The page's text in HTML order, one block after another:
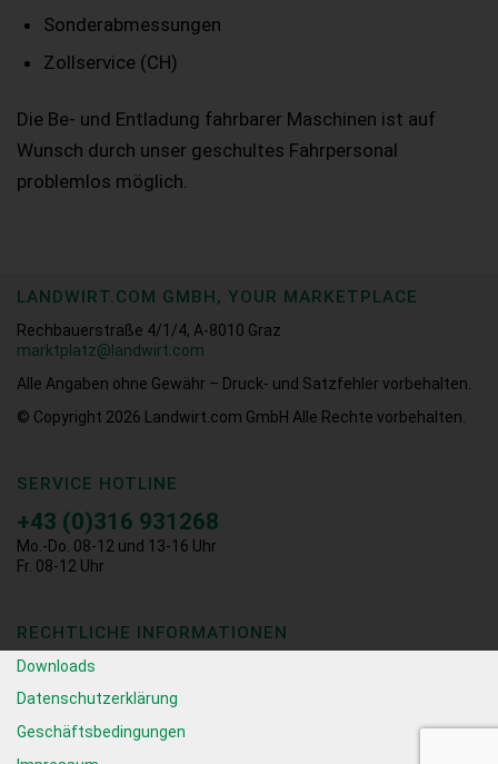
Sonderabmessungen
Zollservice (CH)
Die Be- und Entladung fahrbarer Maschinen ist auf
Wunsch durch unser geschultes Fahrpersonal
problemlos möglich.
LANDWIRT.COM GMBH, YOUR MARKETPLACE
Rechbauerstraße 4/1/4, A-8010 Graz
marktplatz@landwirt.com
Alle Angaben ohne Gewähr – Druck- und Satzfehler vorbehalten.
© Copyright 2026
Landwirt.com GmbH Alle Rechte vorbehalten.
SERVICE HOTLINE
+43 (0)316 931268
Mo.-Do. 08-12 und 13-16 Uhr
Fr. 08-12 Uhr
RECHTLICHE INFORMATIONEN
Downloads
Datenschutzerklärung
Geschäftsbedingungen